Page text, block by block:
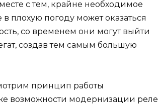
с тем, крайне необходимое
плохую погоду может оказаться
со временем они могут выйти
создав тем самым большую
принцип работы
возможности модернизации реле